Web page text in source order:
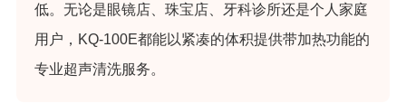
低。无论是眼镜店、珠宝店、牙科诊所还是个人家庭
用户，KQ-100E都能以紧凑的体积提供带加热功能的
专业超声清洗服务。